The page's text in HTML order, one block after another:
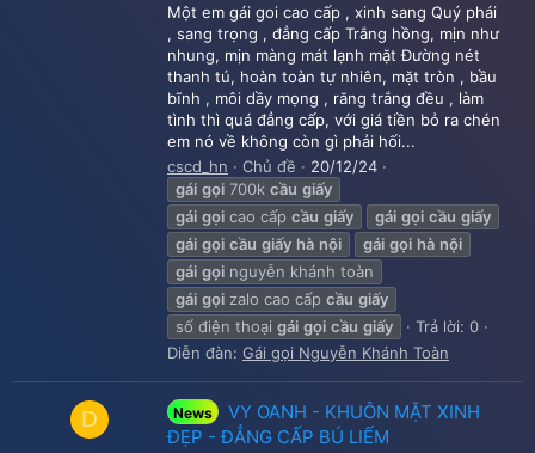
Một em gái goi cao cấp , xinh sang Quý phái
, sang trọng , đẳng cấp Trắng hồng, mịn như
nhung, mịn màng mát lạnh mặt Đường nét
thanh tú, hoàn toàn tự nhiên, mặt tròn , bầu
bĩnh , môi dầy mọng , răng trắng đều , làm
tình thì quá đẳng cấp, với giá tiền bỏ ra chén
em nó về không còn gì phải hối...
cscd_hn
Chủ đề
20/12/24
gái gọi 700k cầu giấy
gái gọi cao cấp cầu giấy gái gọi cầu giấy
gái gọi cầu giấy hà nội gái gọi hà nội
gái gọi nguyễn khánh toàn
gái gọi zalo cao cấp cầu giấy
số điện thoại gái gọi cầu giấy
Trả lời: 0
Diễn đàn: Gái gọi Nguyễn Khánh Toàn
D News
VY OANH - KHUÔN MẶT XINH
ĐẸP - ĐẲNG CẤP BÚ LIẾM